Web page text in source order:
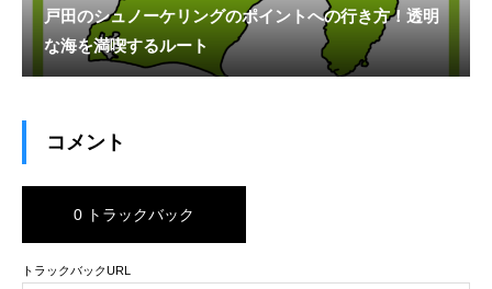
戸田のシュノーケリングのポイントへの行き方！透明
な海を満喫するルート
コメント
0 トラックバック
トラックバックURL